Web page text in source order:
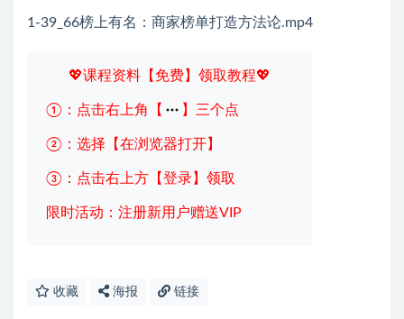
1-39_66榜上有名：商家榜单打造方法论.mp4
💖课程资料【免费】领取教程💖
①：点击右上角【 】三个点
②：选择【在浏览器打开】
③：点击右上方【登录】领取
限时活动：注册新用户赠送VIP
收藏 海报 链接